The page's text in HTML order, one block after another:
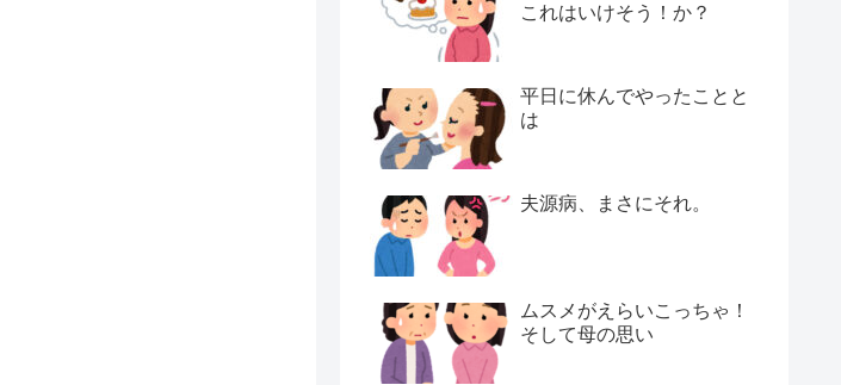
これはいけそう！か？
平日に休んでやったことと
は
夫源病、まさにそれ。
ムスメがえらいこっちゃ！
そして母の思い